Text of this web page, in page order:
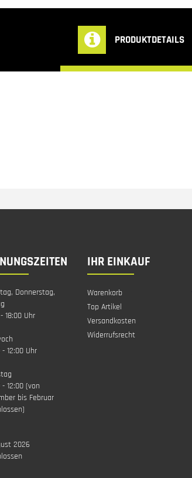
PRODUKTDETAILS
Donnerstag,
18:00 Uhr
12:00 Uhr
- 12:00 (von
bis Februar
2026
IHR EINKAUF
Warenkorb
Top Artikel
Versandkosten
Widerrufsrecht